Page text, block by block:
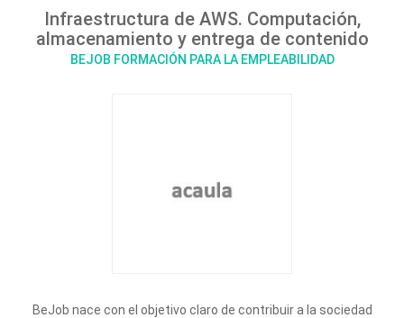
Infraestructura de AWS. Computación,
almacenamiento y entrega de contenido
BEJOB FORMACIÓN PARA LA EMPLEABILIDAD
BeJob nace con el objetivo claro de contribuir a la sociedad